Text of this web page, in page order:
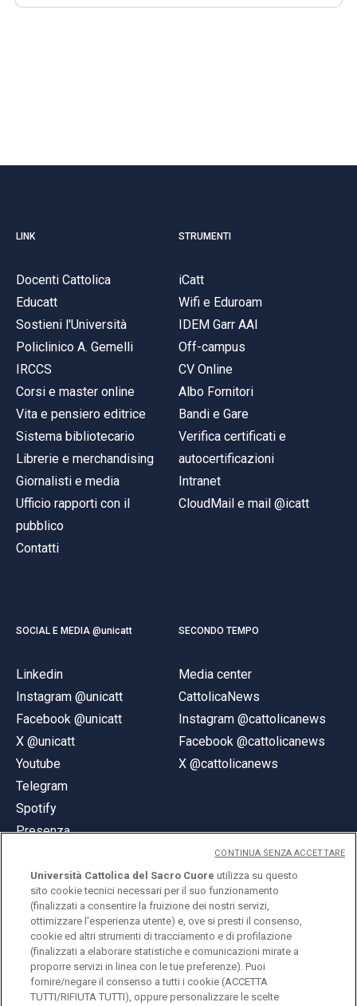
LINK
Docenti Cattolica
Educatt
Sostieni l'Università
Policlinico A. Gemelli
IRCCS
Corsi e master online
Vita e pensiero editrice
Sistema bibliotecario
Librerie e merchandising
Giornalisti e media
Ufficio rapporti con il
pubblico
Contatti
STRUMENTI
iCatt
Wifi e Eduroam
IDEM Garr AAI
Off-campus
CV Online
Albo Fornitori
Bandi e Gare
Verifica certificati e
autocertificazioni
Intranet
CloudMail e mail @icatt
SOCIAL E MEDIA @unicatt
Linkedin
Instagram @unicatt
Facebook @unicatt
X @unicatt
Youtube
Telegram
Spotify
Presenza
SECONDO TEMPO
Media center
CattolicaNews
Instagram @cattolicanews
Facebook @cattolicanews
X @cattolicanews
© Università Cattolica del Sacro Cuore
Largo A. Gemelli 1, 20123 Milano
PI 02133120150
Università Cattolica del Sacro Cuore utilizza su questo
sito cookie tecnici necessari per il suo funzionamento
(finalizzati a consentire la fruizione dei nostri servizi,
ottimizzare l'esperienza utente) e, ove si presti il consenso,
cookie ed altri strumenti di tracciamento e di profilazione
(finalizzati a elaborare statistiche e comunicazioni mirate a
proporre servizi in linea con le tue preferenze). Puoi
fornire/negare il consenso a tutti i cookie (ACCETTA
TUTTI/RIFIUTA TUTTI), oppure personalizzare le scelte
CONTINUA SENZA ACCETTARE